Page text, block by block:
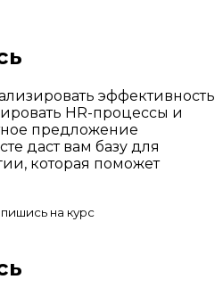
эффективность
НR-процессы и
предложение
даст вам базу для
которая поможет
на курс